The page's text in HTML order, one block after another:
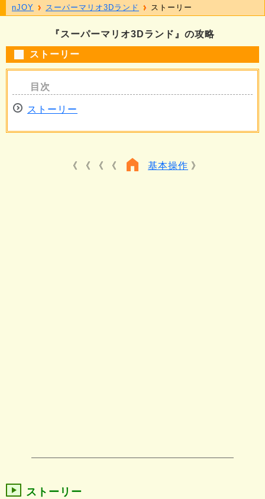
『スーパーマリオ3Dランド』の攻略
ストーリー
ストーリー
《 《 《 基本操作
ストーリー
nJOY スーパーマリオ3Dランド ストーリー